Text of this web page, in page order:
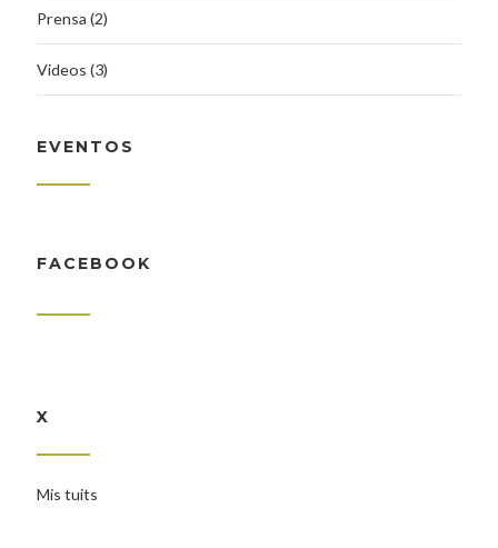
Prensa (2)
Videos (3)
EVENTOS
FACEBOOK
X
Mis tuits